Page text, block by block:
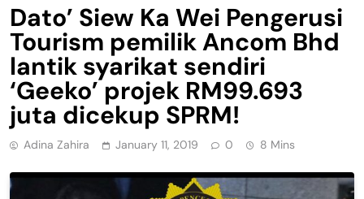
Dato’ Siew Ka Wei Pengerusi
Tourism pemilik Ancom Bhd
lantik syarikat sendiri
‘Geeko’ projek RM99.693
juta dicekup SPRM!
Adina Zahira January 11, 2019 0 8 Mins